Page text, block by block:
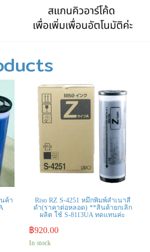
นค้า
Riso RZ S-4251 หมึกพิมพ์สำเนาสี
ดำ(ราคาต่อหลอด) **สินค้ายกเลิก
ผลิต ใช้ S-8113UA ทดแทนค่ะ
฿920.00
In stock